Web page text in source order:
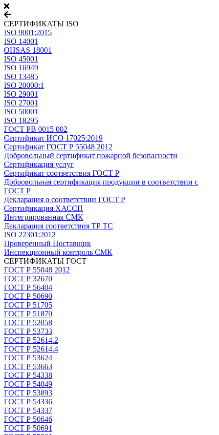
СЕРТИФИКАТЫ ISO
ISO 9001:2015
ISO 14001
OHSAS 18001
ISO 45001
ISO 16949
ISO 13485
ISO 20000:1
ISO 29001
ISO 27001
ISO 50001
ISO 18295
ГОСТ РВ 0015 002
Сертификат ИСО 17025:2019
Сертификат ГОСТ Р 55048 2012
Добровольный сертификат пожарной безопасности
Сертификация услуг
Сертификат соответствия ГОСТ Р
Добровольная сертификация продукции в соответствии с
ГОСТ Р
Декларация о соответствии ГОСТ Р
Сертификация ХАССП
Интегрированная СМК
Декларация соответствия ТР ТС
ISO 22301:2012
Проверенный Поставщик
Инспекционный контроль СМК
СЕРТИФИКАТЫ ГОСТ
ГОСТ Р 55048 2012
ГОСТ Р 32670
ГОСТ Р 56404
ГОСТ Р 50690
ГОСТ Р 51705
ГОСТ Р 51870
ГОСТ Р 52058
ГОСТ Р 53733
ГОСТ Р 52614.2
ГОСТ Р 52614.4
ГОСТ Р 53624
ГОСТ Р 53663
ГОСТ Р 54338
ГОСТ Р 54049
ГОСТ Р 53893
ГОСТ Р 54336
ГОСТ Р 54337
ГОСТ Р 50646
ГОСТ Р 50691